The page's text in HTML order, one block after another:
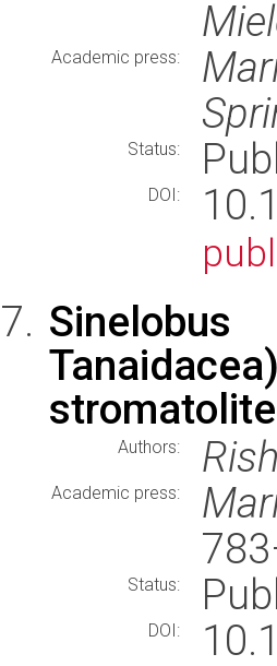
Academic press:
Status:
DOI:
Authors:
Academic press:
Status:
DOI: